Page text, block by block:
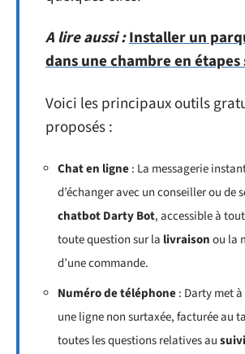
A lire aussi :Installer un
dans une chambre en étapes
Voici les principaux outils
proposés :
Chat en ligne: La messagerie
d’échanger avec un conseiller ou de
chatbot Darty Bot, accessible à
toute question sur la livraisonou la
d’une commande.
Numéro de téléphone: Darty met
une ligne non surtaxée, facturée au
toutes les questions relatives au